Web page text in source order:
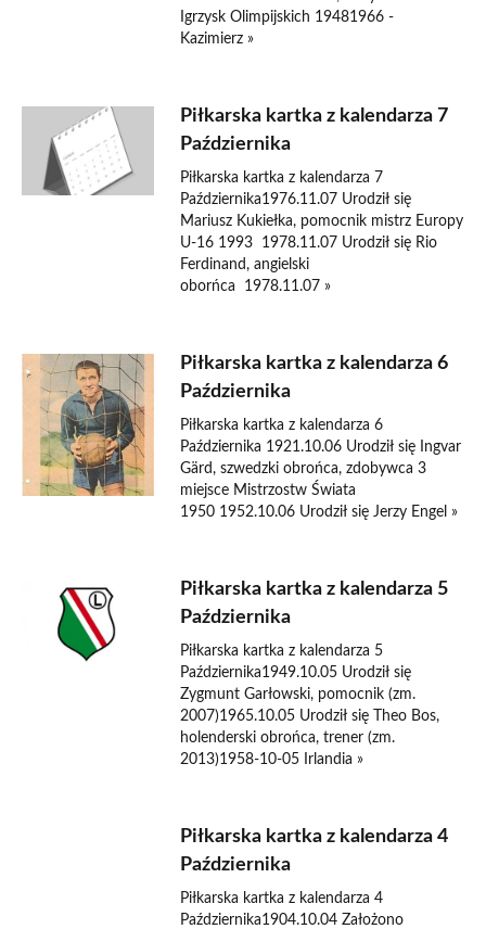
Igrzysk Olimpijskich 19481966 -
Kazimierz »
Piłkarska kartka z kalendarza 7
Października
Piłkarska kartka z kalendarza 7
Października1976.11.07 Urodził się
Mariusz Kukiełka, pomocnik mistrz Europy
U-16 1993 1978.11.07 Urodził się Rio
Ferdinand, angielski
oborńca 1978.11.07 »
Piłkarska kartka z kalendarza 6
Października
Piłkarska kartka z kalendarza 6
Października 1921.10.06 Urodził się Ingvar
Gärd, szwedzki obrońca, zdobywca 3
miejsce Mistrzostw Świata
1950 1952.10.06 Urodził się Jerzy Engel »
Piłkarska kartka z kalendarza 5
Października
Piłkarska kartka z kalendarza 5
Października1949.10.05 Urodził się
Zygmunt Garłowski, pomocnik (zm.
2007)1965.10.05 Urodził się Theo Bos,
holenderski obrońca, trener (zm.
2013)1958-10-05 Irlandia »
Piłkarska kartka z kalendarza 4
Października
Piłkarska kartka z kalendarza 4
Października1904.10.04 Założono